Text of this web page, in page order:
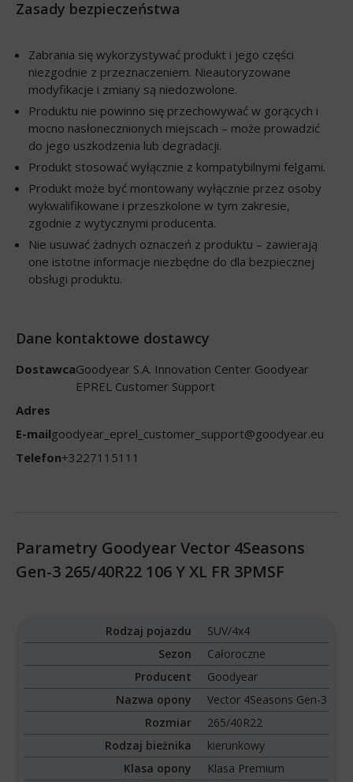
Zasady bezpieczeństwa
Zabrania się wykorzystywać produkt i jego części
niezgodnie z przeznaczeniem. Nieautoryzowane
modyfikacje i zmiany są niedozwolone.
Produktu nie powinno się przechowywać w gorących i
mocno nasłonecznionych miejscach – może prowadzić
do jego uszkodzenia lub degradacji.
Produkt stosować wyłącznie z kompatybilnymi felgami.
Produkt może być montowany wyłącznie przez osoby
wykwalifikowane i przeszkolone w tym zakresie,
zgodnie z wytycznymi producenta.
Nie usuwać żadnych oznaczeń z produktu – zawierają
one istotne informacje niezbędne do dla bezpiecznej
obsługi produktu.
Dane kontaktowe dostawcy
DostawcaGoodyear S.A. Innovation Center Goodyear
EPREL Customer Support
Adres
E-mailgoodyear_eprel_customer_support@goodyear.eu
Telefon+3227115111
Parametry Goodyear Vector 4Seasons
Gen-3 265/40R22 106 Y XL FR 3PMSF
Rodzaj pojazdu
SUV/4x4
Sezon
Całoroczne
Producent
Goodyear
Nazwa opony
Vector 4Seasons Gen-3
Rozmiar
265/40R22
Rodzaj bieżnika
kierunkowy
Klasa opony
Klasa Premium